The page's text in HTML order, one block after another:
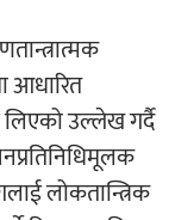
आधारित
लिएको उल्लेख गर्दै
लोकतान्त्रिक